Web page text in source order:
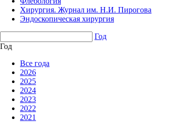
Хирургия. Журнал им. Н.И. Пирогова
Эндоскопическая хирургия
Год
Год
Все года
2026
2025
2024
2023
2022
2021